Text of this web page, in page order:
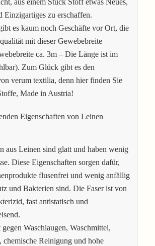
Einzigartiges zu erschaffen.
es kaum noch Geschäfte vor Ort, die
mit dieser Gewebebreite
ca. 3m – Die Länge ist im
Zum Glück gibt es den
verum textilia, denn hier finden Sie
Made in Austria!
Eigenschaften von Leinen
aus Leinen sind glatt und haben wenig
Diese Eigenschaften sorgen dafür,
flusenfrei und wenig anfällig
und Bakterien sind. Die Faser ist von
fast antistatisch und
Waschlaugen, Waschmittel,
chemische Reinigung und hohe